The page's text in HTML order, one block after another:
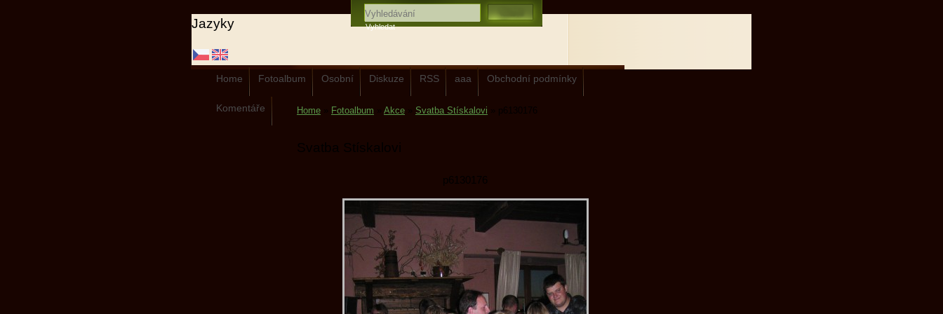
Jazyky
Home Fotoalbum Osobní Diskuze RSS aaa Obchodní podmínky
Komentáře Home Fotoalbum Akce Svatba Stískalovi p6130176
Svatba Stískalovi
p6130176